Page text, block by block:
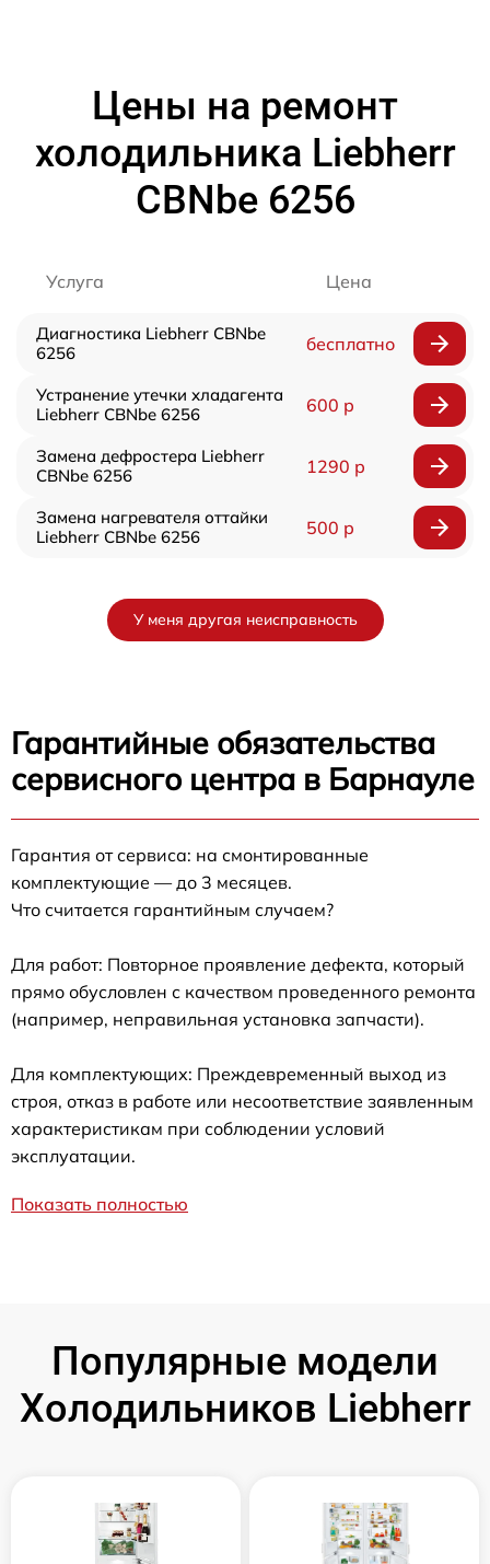
Цены на ремонт
холодильника Liebherr
CBNbe 6256
Услуга Цена
Диагностика Liebherr CBNbe
6256
бесплатно
Устранение утечки хладагента
Liebherr CBNbe 6256
600 р
Замена дефростера Liebherr
CBNbe 6256
1290 р
Замена нагревателя оттайки
Liebherr CBNbe 6256
500 р
У меня другая неисправность
Гарантийные обязательства
сервисного центра в Барнауле
Гарантия от сервиса: на смонтированные
комплектующие — до 3 месяцев.
Что считается гарантийным случаем?
Для работ: Повторное проявление дефекта, который
прямо обусловлен с качеством проведенного ремонта
(например, неправильная установка запчасти).
Для комплектующих: Преждевременный выход из
строя, отказ в работе или несоответствие заявленным
характеристикам при соблюдении условий
эксплуатации.
Показать полностью
Популярные модели
Холодильников Liebherr